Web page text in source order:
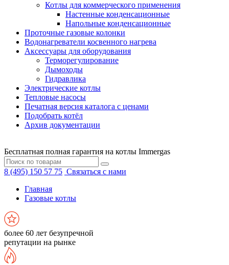
Котлы для коммерческого применения
Настенные конденсационные
Напольные конденсационные
Проточные газовые колонки
Водонагреватели косвенного нагрева
Аксессуары для оборудования
Терморегулирование
Дымоходы
Гидравлика
Электрические котлы
Тепловые насосы
Печатная версия каталога с ценами
Подобрать котёл
Архив документации
Бесплатная полная гарантия на котлы Immergas
8 (495) 150 57 75 Связаться с нами
Главная
Газовые котлы
более 60 лет безупречной
репутации на рынке